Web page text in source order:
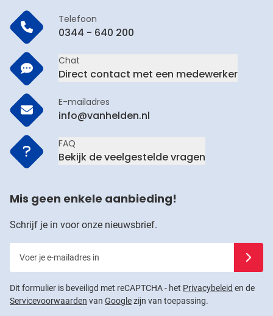
Telefoon
0344 - 640 200
Chat
Direct contact met een medewerker
E-mailadres
info@vanhelden.nl
FAQ
Bekijk de veelgestelde vragen
Mis geen enkele aanbieding!
Schrijf je in voor onze nieuwsbrief.
Dit formulier is beveiligd met reCAPTCHA - het Privacybeleid en de
Servicevoorwaarden van Googlezijn van toepassing.